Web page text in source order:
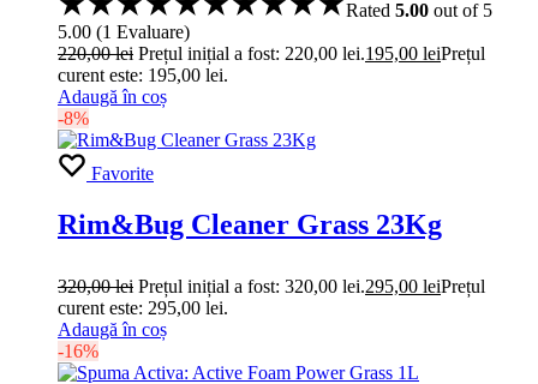
Rated 5.00 out of 5
5.00 (1 Evaluare)
220,00lei Prețul inițial a fost: 220,00 lei.195,00 leiPrețul
curent este: 195,00 lei.
Adaugă în coș
-8%
Favorite
Rim&Bug Cleaner Grass 23Kg
320,00lei Prețul inițial a fost: 320,00 lei.295,00 leiPrețul
curent este: 295,00 lei.
Adaugă în coș
-16%